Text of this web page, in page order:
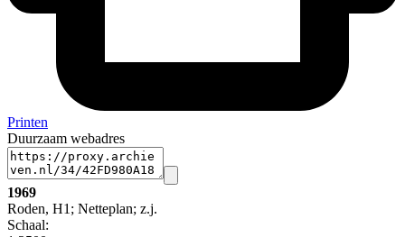
Printen
Duurzaam webadres
1969
Roden, H1; Netteplan; z.j.
Schaal: